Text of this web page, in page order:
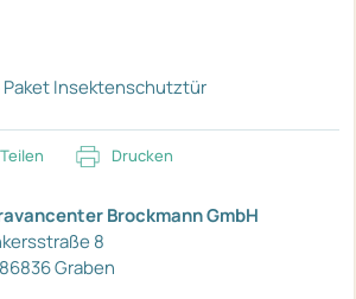
Insektenschutztür
Teilen Drucken
Brockmann GmbH
8
Graben